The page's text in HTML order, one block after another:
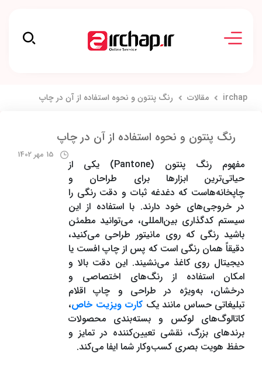
irchap مقالات رنگ پنتون و نحوه استفاده از آن در چاپ
رنگ پنتون و نحوه استفاده از آن در چاپ
15 مهر 1402
مفهوم رنگ پنتون (Pantone) یکی از
حیاتی‌ترین ابزارها برای طراحان و
چاپخانه‌هاست که دغدغه ثبات و دقت رنگی را
در خروجی‌های خود دارند. با استفاده از این
سیستم کدگذاری بین‌المللی، می‌توانید مطمئن
باشید رنگی که روی مانیتور طراحی می‌کنید،
دقیقاً همان رنگی است که پس از چاپ افست یا
دیجیتال روی کاغذ می‌نشیند. این دقت بالا و
امکان استفاده از رنگ‌های اختصاصی و
درخشان، به‌ویژه در طراحی و چاپ اقلام
تبلیغاتی حساس مانند یک کارت ویزیت خاص،
کاتالوگ‌های لوکس و بسته‌بندی محصولات
برندهای بزرگ، نقشی تعیین‌کننده در تمایز و
حفظ هویت بصری کسب‌وکار شما ایفا می‌کند.